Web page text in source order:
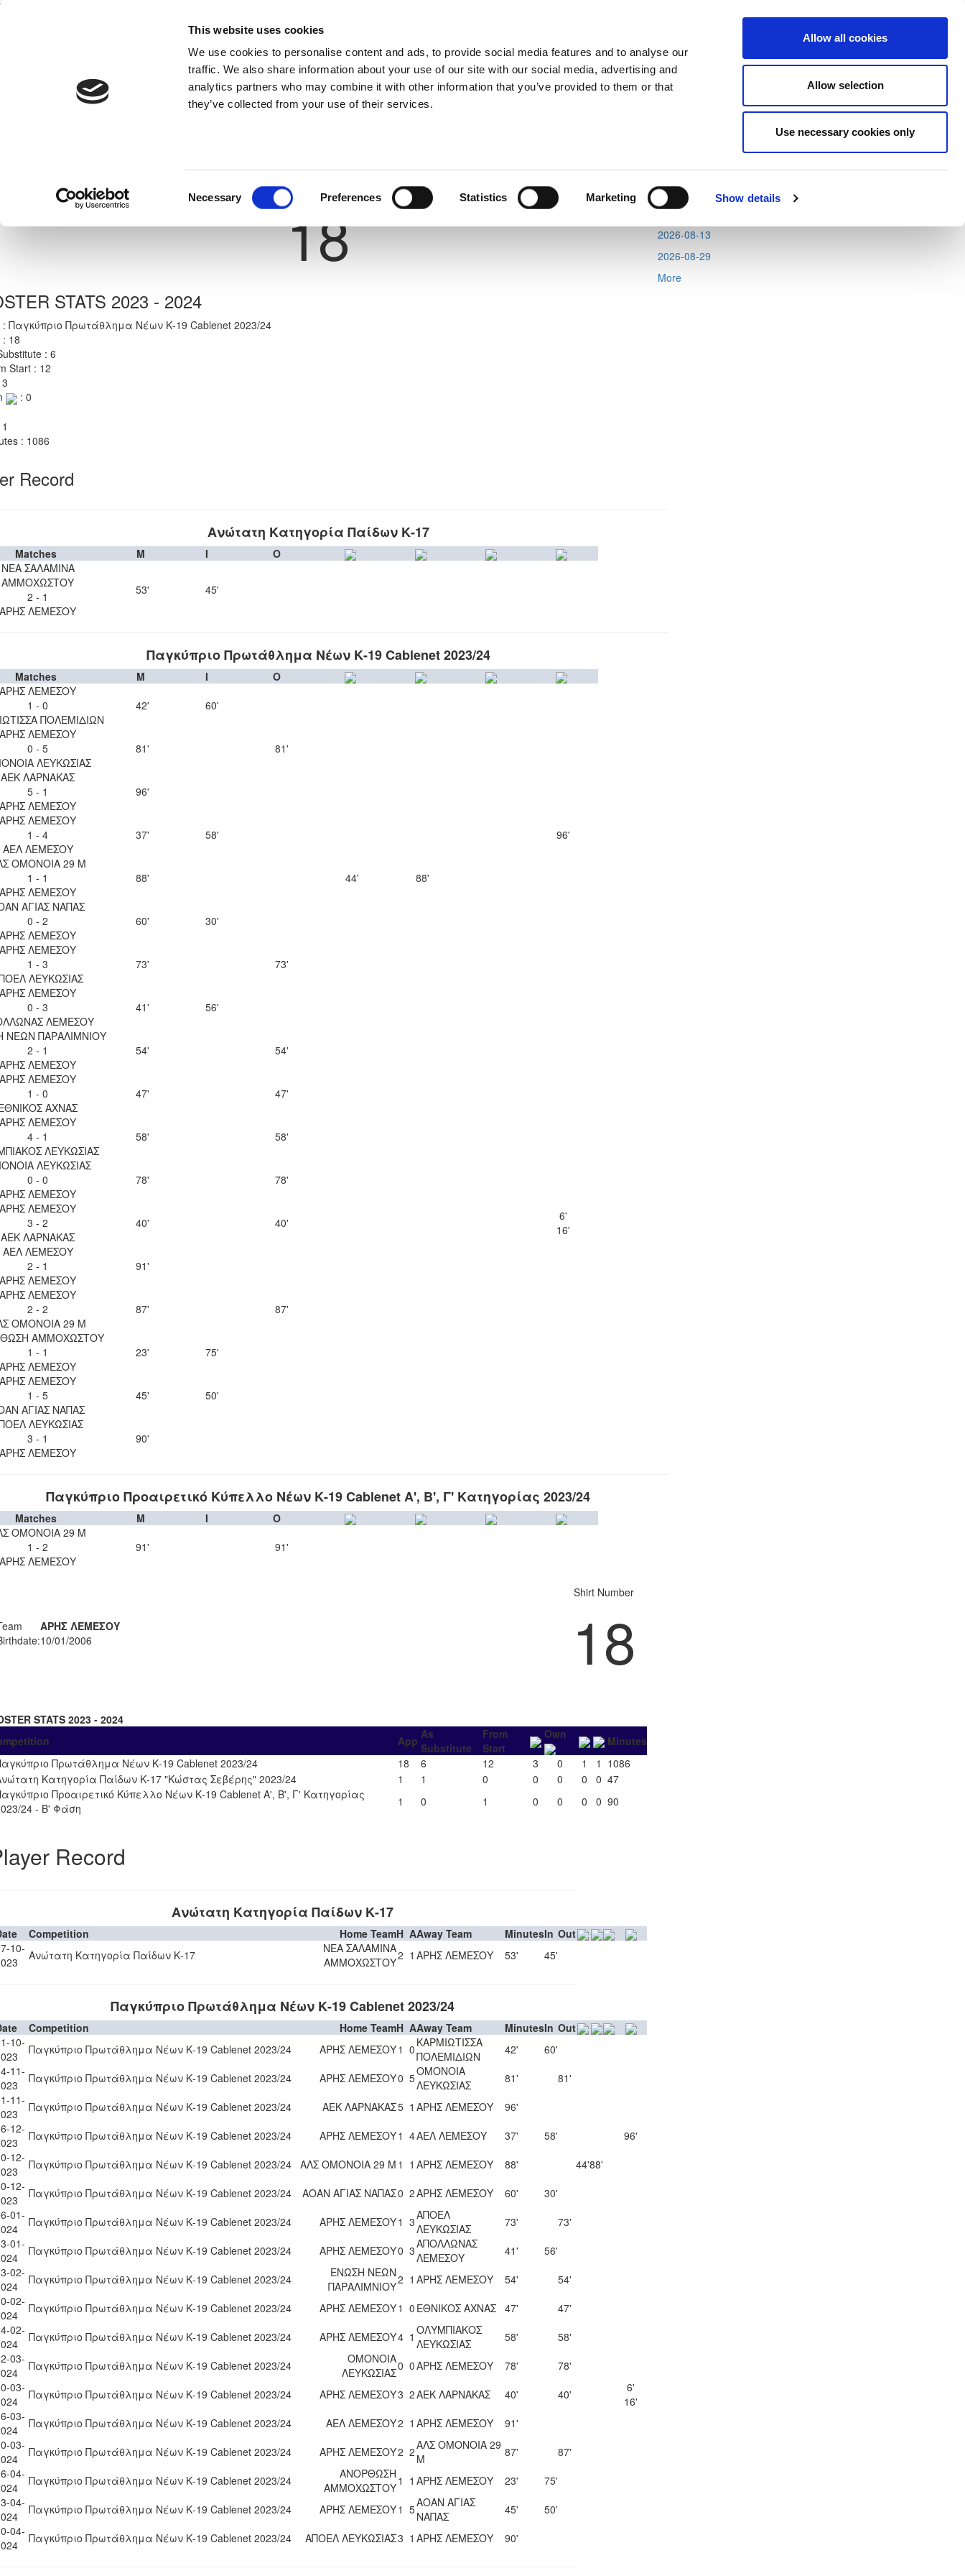
This website uses cookies
We use cookies to personalise content and ads, to provide social media features and to analyse our
traffic. We also share information about your use of our site with our social media, advertising and
analytics partners who may combine it with other information that you’ve provided to them or that
they’ve collected from your use of their services.
Necessary Preferences Statistics Marketing Show details
Allow all cookies
Allow selection
Use necessary cookies only
Competitions
Next
Shirt Number
18
STATS 2023 - 2024
: Παγκύπριο Πρωτάθλημα Νέων Κ-19 Cablenet 2023/24
: 18
: 6
Start : 12
: 0
: 1086
Record
Ανώτατη Κατηγορία Παίδων Κ-17
Matches M I
O
ΝΕΑ ΣΑΛΑΜΙΝΑ
ΑΜΜΟΧΩΣΤΟΥ
2 - 1
ΑΡΗΣ ΛΕΜΕΣΟΥ
53' 45'
Παγκύπριο Πρωτάθλημα Νέων Κ-19 Cablenet 2023/24
Matches M I
O
ΑΡΗΣ ΛΕΜΕΣΟΥ
1 - 0
ΠΟΛΕΜΙΔΙΩΝ
42'
60'
ΑΡΗΣ ΛΕΜΕΣΟΥ
0 - 5
ΛΕΥΚΩΣΙΑΣ
81'
81'
ΑΕΚ ΛΑΡΝΑΚΑΣ
5 - 1
ΑΡΗΣ ΛΕΜΕΣΟΥ
96'
ΑΡΗΣ ΛΕΜΕΣΟΥ
1 - 4
ΑΕΛ ΛΕΜΕΣΟΥ
37' 58'
96'
ΟΜΟΝΟΙΑ 29 Μ
1 - 1
ΑΡΗΣ ΛΕΜΕΣΟΥ
88' 44'
88'
ΑΓΙΑΣ ΝΑΠΑΣ
0 - 2
ΑΡΗΣ ΛΕΜΕΣΟΥ
60'
30'
ΑΡΗΣ ΛΕΜΕΣΟΥ
1 - 3
ΛΕΥΚΩΣΙΑΣ
73'
73'
ΑΡΗΣ ΛΕΜΕΣΟΥ
0 - 3
ΛΕΜΕΣΟΥ
41'
56'
ΝΕΩΝ ΠΑΡΑΛΙΜΝΙΟΥ
2 - 1
ΑΡΗΣ ΛΕΜΕΣΟΥ
54'
54'
ΑΡΗΣ ΛΕΜΕΣΟΥ
1 - 0
ΑΧΝΑΣ
47'
47'
ΑΡΗΣ ΛΕΜΕΣΟΥ
4 - 1
ΛΕΥΚΩΣΙΑΣ
58'
58'
ΛΕΥΚΩΣΙΑΣ
0 - 0
ΑΡΗΣ ΛΕΜΕΣΟΥ
78'
78'
ΑΡΗΣ ΛΕΜΕΣΟΥ
3 - 2
ΑΕΚ ΛΑΡΝΑΚΑΣ
40' 40'
6'
16'
ΑΕΛ ΛΕΜΕΣΟΥ
2 - 1
ΑΡΗΣ ΛΕΜΕΣΟΥ
91'
ΑΡΗΣ ΛΕΜΕΣΟΥ
2 - 2
ΟΜΟΝΟΙΑ 29 Μ
87'
87'
ΑΜΜΟΧΩΣΤΟΥ
1 - 1
ΑΡΗΣ ΛΕΜΕΣΟΥ
23'
75'
ΑΡΗΣ ΛΕΜΕΣΟΥ
1 - 5
ΑΓΙΑΣ ΝΑΠΑΣ
45'
50'
ΛΕΥΚΩΣΙΑΣ
3 - 1
ΑΡΗΣ ΛΕΜΕΣΟΥ
90'
Παγκύπριο Προαιρετικό Κύπελλο Νέων Κ-19 Cablenet Α', Β', Γ' Κατηγορίας 2023/24
Matches M I
O
ΟΜΟΝΟΙΑ 29 Μ
1 - 2
ΑΡΗΣ ΛΕΜΕΣΟΥ
91' 91'
ΑΡΗΣ ΛΕΜΕΣΟΥ
10/01/2006
Shirt Number
18
STATS 2023 - 2024
App As
Substitute
From
Start
Own
Minutes
Πρωτάθλημα Νέων Κ-19 Cablenet 2023/24
18 6 12 3 0 1 1 1086
Κατηγορία Παίδων Κ-17 "Κώστας Σεβέρης" 2023/24
1 1 0 0 0 0 0 47
Προαιρετικό Κύπελλο Νέων Κ-19 Cablenet Α', Β', Γ' Κατηγορίας
24 - Β' Φάση
1 0 1 0 0 0 0 90
Record
Ανώτατη Κατηγορία Παίδων Κ-17
Competition Home TeamH AAway Team MinutesIn Out
10- Ανώτατη Κατηγορία Παίδων Κ-17
ΝΕΑ ΣΑΛΑΜΙΝΑ
ΑΜΜΟΧΩΣΤΟΥ2 1 ΑΡΗΣ ΛΕΜΕΣΟΥ 53' 45'
Παγκύπριο Πρωτάθλημα Νέων Κ-19 Cablenet 2023/24
Competition Home TeamH AAway Team MinutesIn Out
10- Παγκύπριο Πρωτάθλημα Νέων Κ-19 Cablenet 2023/24 ΑΡΗΣ ΛΕΜΕΣΟΥ1 0 ΚΑΡΜΙΩΤΙΣΣΑ
ΠΟΛΕΜΙΔΙΩΝ
42'
60'
11- Παγκύπριο Πρωτάθλημα Νέων Κ-19 Cablenet 2023/24 ΑΡΗΣ ΛΕΜΕΣΟΥ0 5ΟΜΟΝΟΙΑ
ΛΕΥΚΩΣΙΑΣ
81'
81'
11- Παγκύπριο Πρωτάθλημα Νέων Κ-19 Cablenet 2023/24 ΑΕΚ ΛΑΡΝΑΚΑΣ5 1 ΑΡΗΣ ΛΕΜΕΣΟΥ
96'
12- Παγκύπριο Πρωτάθλημα Νέων Κ-19 Cablenet 2023/24 ΑΡΗΣ ΛΕΜΕΣΟΥ1 4ΑΕΛ ΛΕΜΕΣΟΥ 37' 58'
96'
12- Παγκύπριο Πρωτάθλημα Νέων Κ-19 Cablenet 2023/24 ΑΛΣ ΟΜΟΝΟΙΑ 29 Μ 1 1 ΑΡΗΣ ΛΕΜΕΣΟΥ 88' 44'88'
12- Παγκύπριο Πρωτάθλημα Νέων Κ-19 Cablenet 2023/24 ΑΟΑΝ ΑΓΙΑΣ ΝΑΠΑΣ0 2ΑΡΗΣ ΛΕΜΕΣΟΥ 60'
30'
01- Παγκύπριο Πρωτάθλημα Νέων Κ-19 Cablenet 2023/24 ΑΡΗΣ ΛΕΜΕΣΟΥ1 3ΑΠΟΕΛ
ΛΕΥΚΩΣΙΑΣ
73'
73'
01- Παγκύπριο Πρωτάθλημα Νέων Κ-19 Cablenet 2023/24 ΑΡΗΣ ΛΕΜΕΣΟΥ0 3ΑΠΟΛΛΩΝΑΣ
ΛΕΜΕΣΟΥ
41'
56'
02- Παγκύπριο Πρωτάθλημα Νέων Κ-19 Cablenet 2023/24
ΕΝΩΣΗ ΝΕΩΝ
ΠΑΡΑΛΙΜΝΙΟΥ2 1 ΑΡΗΣ ΛΕΜΕΣΟΥ 54'
54'
02- Παγκύπριο Πρωτάθλημα Νέων Κ-19 Cablenet 2023/24 ΑΡΗΣ ΛΕΜΕΣΟΥ1 0 ΕΘΝΙΚΟΣ ΑΧΝΑΣ 47'
47'
02- Παγκύπριο Πρωτάθλημα Νέων Κ-19 Cablenet 2023/24 ΑΡΗΣ ΛΕΜΕΣΟΥ4 1 ΟΛΥΜΠΙΑΚΟΣ
ΛΕΥΚΩΣΙΑΣ
58'
58'
03- Παγκύπριο Πρωτάθλημα Νέων Κ-19 Cablenet 2023/24
ΟΜΟΝΟΙΑ
ΛΕΥΚΩΣΙΑΣ0 0ΑΡΗΣ ΛΕΜΕΣΟΥ 78'
78'
03- Παγκύπριο Πρωτάθλημα Νέων Κ-19 Cablenet 2023/24 ΑΡΗΣ ΛΕΜΕΣΟΥ3 2ΑΕΚ ΛΑΡΝΑΚΑΣ 40' 40'
6'
16'
03- Παγκύπριο Πρωτάθλημα Νέων Κ-19 Cablenet 2023/24 ΑΕΛ ΛΕΜΕΣΟΥ2 1 ΑΡΗΣ ΛΕΜΕΣΟΥ
91'
03- Παγκύπριο Πρωτάθλημα Νέων Κ-19 Cablenet 2023/24 ΑΡΗΣ ΛΕΜΕΣΟΥ2 2ΑΛΣ ΟΜΟΝΟΙΑ 29
Μ
87'
87'
04- Παγκύπριο Πρωτάθλημα Νέων Κ-19 Cablenet 2023/24
ΑΝΟΡΘΩΣΗ
ΑΜΜΟΧΩΣΤΟΥ1 1 ΑΡΗΣ ΛΕΜΕΣΟΥ 23'
75'
04- Παγκύπριο Πρωτάθλημα Νέων Κ-19 Cablenet 2023/24 ΑΡΗΣ ΛΕΜΕΣΟΥ1 5ΑΟΑΝ ΑΓΙΑΣ
ΝΑΠΑΣ
45'
50'
04- Παγκύπριο Πρωτάθλημα Νέων Κ-19 Cablenet 2023/24 ΑΠΟΕΛ ΛΕΥΚΩΣΙΑΣ3 1 ΑΡΗΣ ΛΕΜΕΣΟΥ 90'
Tweets by CyprusFA
2026-08-06
2026-08-11
2026-08-12
2026-08-13
2026-08-29
More